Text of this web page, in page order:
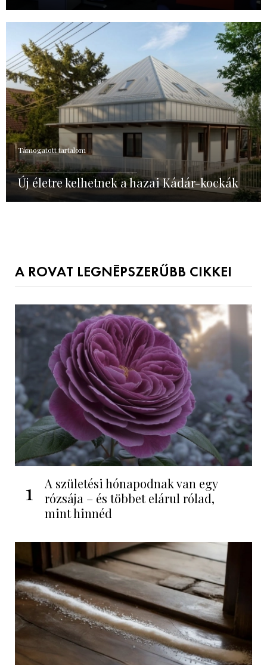
Támogatott tartalom
Új életre kelhetnek a hazai Kádár-kockák
A ROVAT LEGNÉPSZERŰBB CIKKEI
1
A születési hónapodnak van egy
rózsája – és többet elárul rólad,
mint hinnéd